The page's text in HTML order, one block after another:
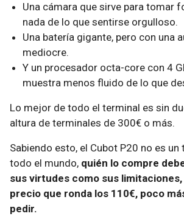
Una cámara que sirve para tomar
nada de lo que sentirse orgulloso.
Una batería gigante, pero con una
mediocre.
Y un procesador octa-core con 4
muestra menos fluido de lo que
Lo mejor de todo el terminal es sin
altura de terminales de 300€ o más.
Sabiendo esto, el Cubot P20 no es un
todo el mundo, quién lo compre
sus virtudes como sus
precio que ronda los 110€, poco
pedir.